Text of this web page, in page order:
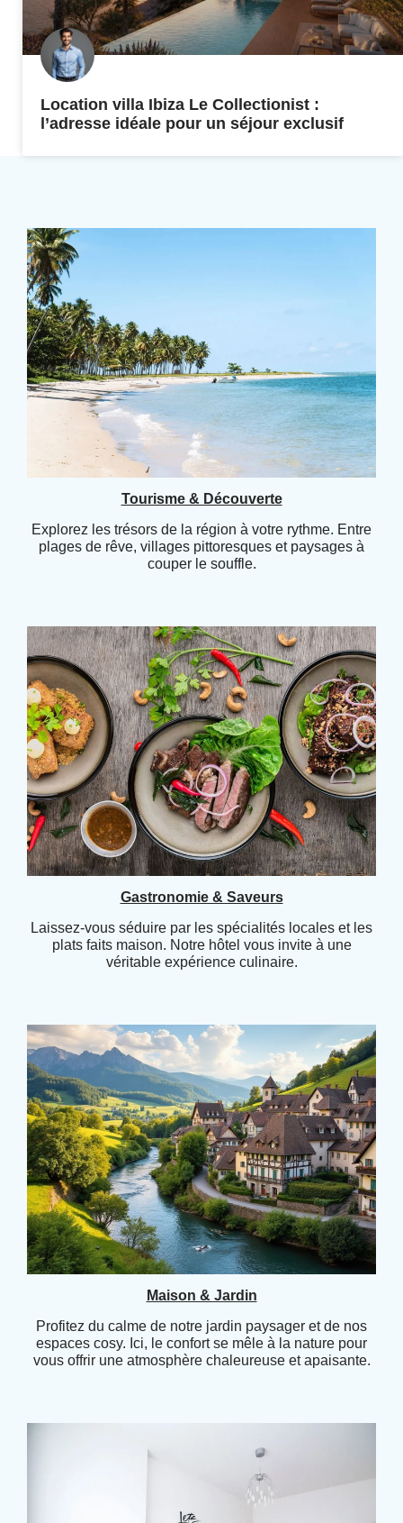
Location villa Ibiza Le Collectionist :
l’adresse idéale pour un séjour exclusif
Tourisme & Découverte
Explorez les trésors de la région à votre rythme. Entre
plages de rêve, villages pittoresques et paysages à
couper le souffle.
Gastronomie & Saveurs
Laissez-vous séduire par les spécialités locales et les
plats faits maison. Notre hôtel vous invite à une
véritable expérience culinaire.
Maison & Jardin
Profitez du calme de notre jardin paysager et de nos
espaces cosy. Ici, le confort se mêle à la nature pour
vous offrir une atmosphère chaleureuse et apaisante.